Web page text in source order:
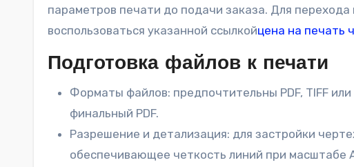
параметров печати до подачи заказа. Для
воспользоваться указанной ссылкойцена на печать
Подготовка файлов к печати
Форматы файлов: предпочтительны PDF, TIFF
финальный PDF.
Разрешение и детализация: для застройки
обеспечивающее четкость линий при